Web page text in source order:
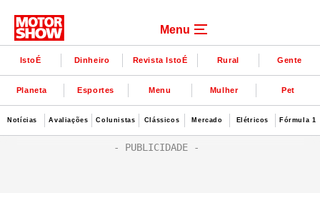
Menu
IstoÉ Dinheiro Revista IstoÉ Rural Gente
Planeta Esportes Menu Mulher Pet
Notícias Avaliações Colunistas Clássicos Mercado Elétricos Fórmula 1